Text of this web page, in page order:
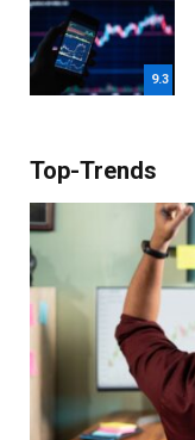
9.3
Top-Trends